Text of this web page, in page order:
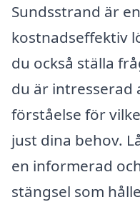
Sundsstrand är
kostnadseffektiv
du också ställa
du är intresserad
förståelse för
just dina behov.
en informerad
stängsel som